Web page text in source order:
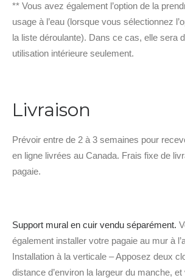
** Vous avez également l’option de la
usage à l’eau (lorsque vous sélectionnez
la liste déroulante). Dans ce cas, elle sera
utilisation intérieure seulement.
Livraison
Prévoir entre de 2 à 3 semaines pour
en ligne livrées au Canada. Frais fixe de
pagaie.
Support mural en cuir vendu séparément.
également installer votre pagaie au mur à
Installation à la verticale – Apposez deux
distance d’environ la largeur du manche,